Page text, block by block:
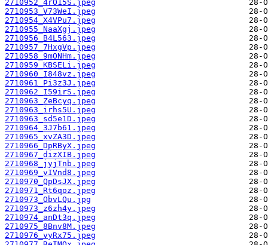
2710952_4rO15S.jpeg
2710953_V73WeI.jpeg
2710954_X4VPu7.jpeg
2710955_NaaXgj.jpeg
2710956_B4L563.jpeg
2710957_7HxgVp.jpeg
2710958_9mONHm.jpeg
2710959_KBSELi.jpeg
2710960_I848vz.jpeg
2710961_Pi3z3J.jpeg
2710962_I59irS.jpeg
2710963_ZeBcyq.jpeg
2710963_irhs5U.jpeg
2710963_sd5e1D.jpeg
2710964_3J7b61.jpeg
2710965_xvZA3D.jpeg
2710966_DpRByX.jpeg
2710967_dizXIB.jpeg
2710968_jyjTnb.jpeg
2710969_vIVnd8.jpeg
2710970_QpDsJX.jpeg
2710971_Rt6qoz.jpeg
2710973_ObvLQu.jpg
2710973_z6zh4y.jpeg
2710974_anDt3q.jpeg
2710975_8Bnv8M.jpeg
2710976_vyRx75.jpeg